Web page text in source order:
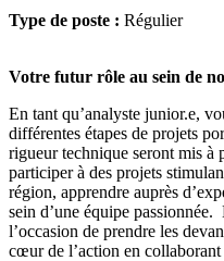
Type de poste : Régulier
Votre futur rôle au sein de
En tant qu’analyste junior.e,
différentes étapes de projets
rigueur technique seront mis
participer à des projets
région, apprendre auprès
sein d’une équipe
l’occasion de prendre les
cœur de l’action en collaborant